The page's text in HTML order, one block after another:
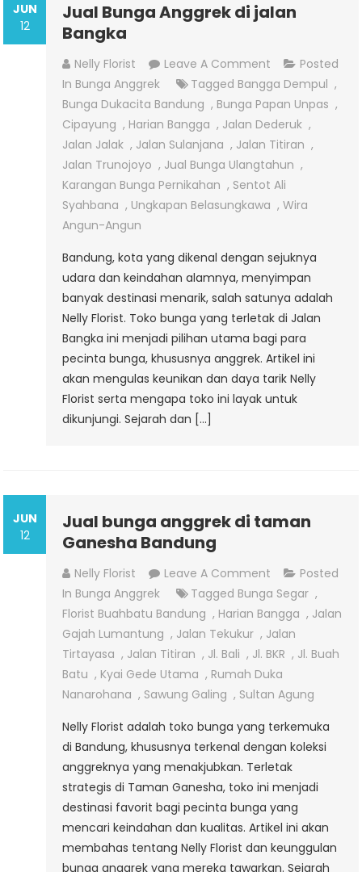
JUN
12
Jual Bunga Anggrek di jalan
Bangka
Nelly Florist Leave A Comment On
Jual
Bunga
Anggrek
Di
Jalan
Bangka
Posted
In Bunga Anggrek Tagged Bangga Dempul ,
Bunga Dukacita Bandung , Bunga Papan Unpas ,
Cipayung , Harian Bangga , Jalan Dederuk ,
Jalan Jalak , Jalan Sulanjana , Jalan Titiran ,
Jalan Trunojoyo , Jual Bunga Ulangtahun ,
Karangan Bunga Pernikahan , Sentot Ali
Syahbana , Ungkapan Belasungkawa ,Wira
Angun-Angun
Bandung, kota yang dikenal dengan sejuknya
udara dan keindahan alamnya, menyimpan
banyak destinasi menarik, salah satunya adalah
Nelly Florist. Toko bunga yang terletak di Jalan
Bangka ini menjadi pilihan utama bagi para
pecinta bunga, khususnya anggrek. Artikel ini
akan mengulas keunikan dan daya tarik Nelly
Florist serta mengapa toko ini layak untuk
dikunjungi. Sejarah dan […]
JUN
12
Jual bunga anggrek di taman
Ganesha Bandung
Nelly Florist Leave A Comment On
Jual
Bunga
Anggrek
Di
Taman
Ganesha
Posted
In Bunga Anggrek Tagged Bunga Segar ,
Florist Buahbatu Bandung , Harian Bangga , Jalan
Gajah Lumantung , Jalan Tekukur , Jalan
Tirtayasa , Jalan Titiran , Jl. Bali , Jl. BKR , Jl. Buah
Batu , Kyai Gede Utama , Rumah Duka
Nanarohana , Sawung Galing , Sultan Agung
Nelly Florist adalah toko bunga yang terkemuka
di Bandung, khususnya terkenal dengan koleksi
anggreknya yang menakjubkan. Terletak
strategis di Taman Ganesha, toko ini menjadi
destinasi favorit bagi pecinta bunga yang
mencari keindahan dan kualitas. Artikel ini akan
membahas tentang Nelly Florist dan keunggulan
bunga anggrek yang mereka tawarkan. Sejarah